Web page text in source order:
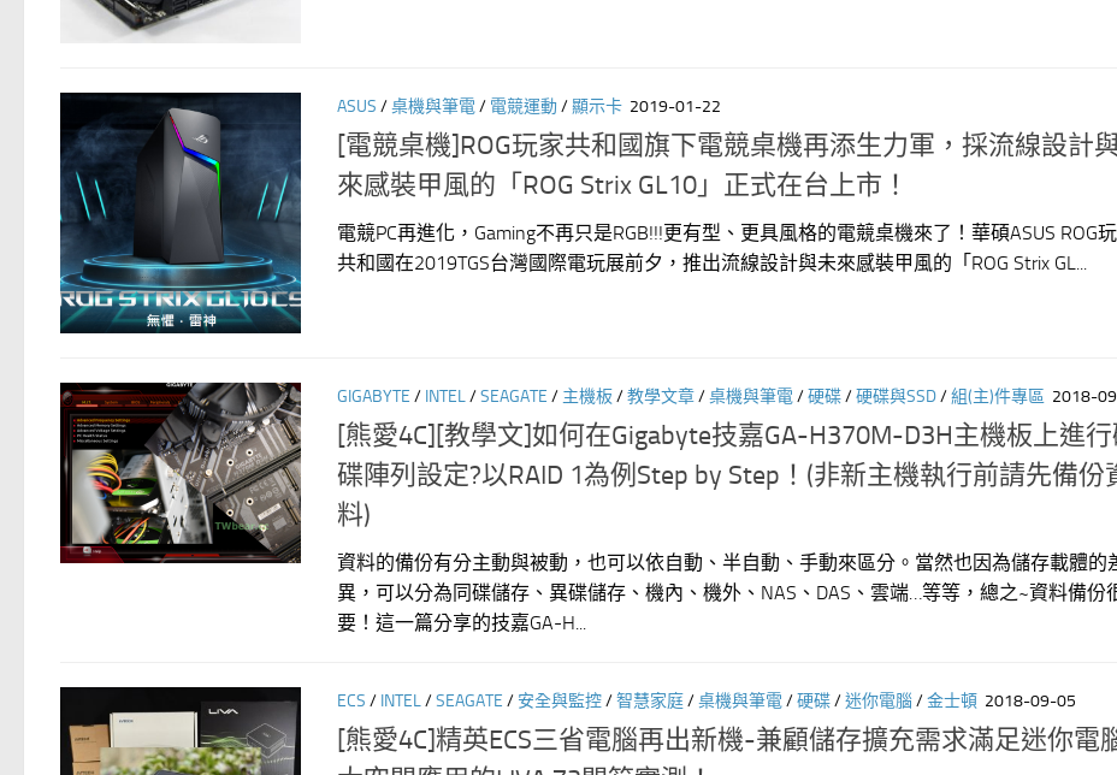
ASUS /桌機與筆電/ 電競運動/顯示卡 2019-01-22
[電競桌機]ROG玩家共和國旗下電競桌機再添生力軍，採流線設計
來感裝甲風的「ROG Strix GL10」正式在台上市！
電競PC再進化，Gaming不再只是RGB!!!更有型、更具風格的電競桌機來了！華碩ASUS ROG
共和國在2019TGS台灣國際電玩展前夕，推出流線設計與未來感裝甲風的「ROG Strix GL...
GIGABYTE / INTEL/SEAGATE / 主機板/教學文章/桌機與筆電/硬碟/硬碟與SSD/組(主)件專區 2018-
[熊愛4C][教學文]如何在Gigabyte技嘉GA-H370M-D3H主機板上進
碟陣列設定?以RAID 1為例Step by Step！(非新主機執行前請先備份
料)
資料的備份有分主動與被動，也可以依自動、半自動、手動來區分。當然也因為儲存載體的
異，可以分為同碟儲存、異碟儲存、機內、機外、NAS、DAS、雲端…等等，總之~資料備份
要！這一篇分享的技嘉GA-H...
ECS / INTEL/SEAGATE / 安全與監控/智慧家庭/桌機與筆電/硬碟/迷你電腦/金士頓 2018-09-05
[熊愛4C]精英ECS三省電腦再出新機-兼顧儲存擴充需求滿足迷你電